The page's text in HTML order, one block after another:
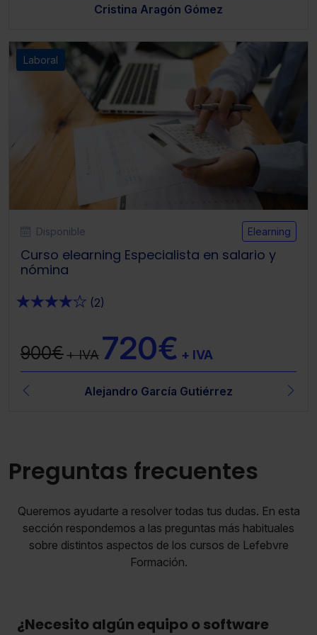
Cristina Aragón Gómez
Laboral
Disponible Elearning
Curso elearning Especialista en salario y
nómina
★★★★★ (2)
900€+ IVA 720€ + IVA
Alejandro García Gutiérrez
Preguntas frecuentes
Queremos ayudarte a resolver todas tus dudas. En esta
sección respondemos a las preguntas más habituales
sobre distintos aspectos de los cursos de Lefebvre
Formación.
¿Necesito algún equipo o software